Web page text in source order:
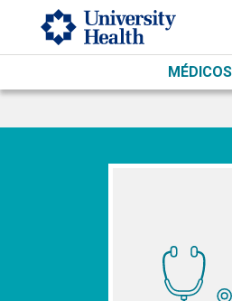
Skip to main content
MÉDICOS